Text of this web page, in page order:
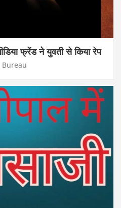
फ्रेंड ने युवती से किया रेप